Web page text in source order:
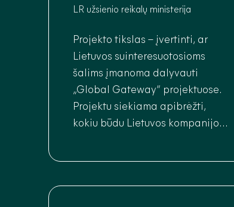
LR užsienio reikalų ministerija
Projekto tikslas – įvertinti, ar
Lietuvos suinteresuotosioms
šalims įmanoma dalyvauti
„Global Gateway“ projektuose.
Projektu siekiama apibrėžti,
kokiu būdu Lietuvos kompanijos